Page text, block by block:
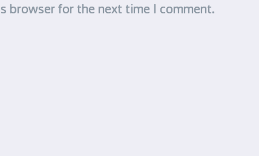
browser for the next time I comment.